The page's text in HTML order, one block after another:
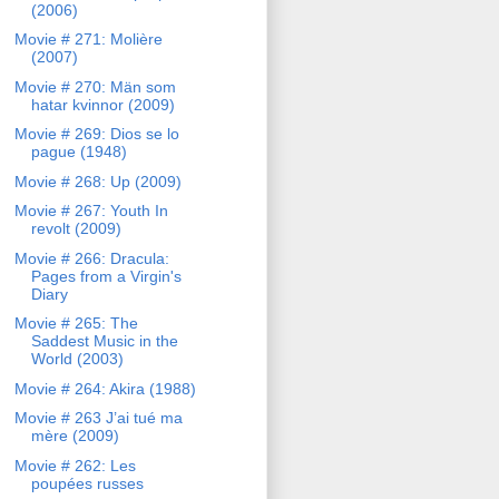
(2006)
Movie # 271: Molière
(2007)
Movie # 270: Män som
hatar kvinnor (2009)
Movie # 269: Dios se lo
pague (1948)
Movie # 268: Up (2009)
Movie # 267: Youth In
revolt (2009)
Movie # 266: Dracula:
Pages from a Virgin's
Diary
Movie # 265: The
Saddest Music in the
World (2003)
Movie # 264: Akira (1988)
Movie # 263 J’ai tué ma
mère (2009)
Movie # 262: Les
poupées russes